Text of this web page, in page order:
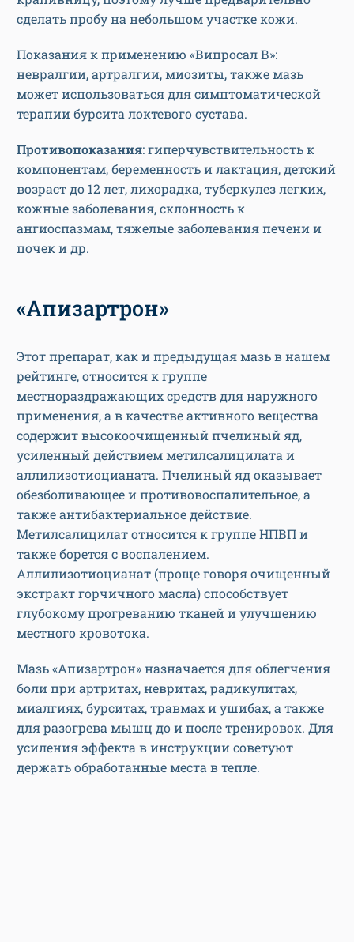
сделать пробу на небольшом участке кожи.
Показания к применению «Випросал В»:
невралгии, артралгии, миозиты, также мазь
может использоваться для симптоматической
терапии бурсита локтевого сустава.
Противопоказания: гиперчувствительность к
компонентам, беременность и лактация, детский
возраст до 12 лет, лихорадка, туберкулез легких,
кожные заболевания, склонность к
ангиоспазмам, тяжелые заболевания печени и
почек и др.
«Апизартрон»
Этот препарат, как и предыдущая мазь в нашем
рейтинге, относится к группе
местнораздражающих средств для наружного
применения, а в качестве активного вещества
содержит высокоочищенный пчелиный яд,
усиленный действием метилсалицилата и
аллилизотиоцианата. Пчелиный яд оказывает
обезболивающее и противовоспалительное, а
также антибактериальное действие.
Метилсалицилат относится к группе НПВП и
также борется с воспалением.
Аллилизотиоцианат (проще говоря очищенный
экстракт горчичного масла) способствует
глубокому прогреванию тканей и улучшению
местного кровотока.
Мазь «Апизартрон» назначается для облегчения
боли при артритах, невритах, радикулитах,
миалгиях, бурситах, травмах и ушибах, а также
для разогрева мышц до и после тренировок. Для
усиления эффекта в инструкции советуют
держать обработанные места в тепле.